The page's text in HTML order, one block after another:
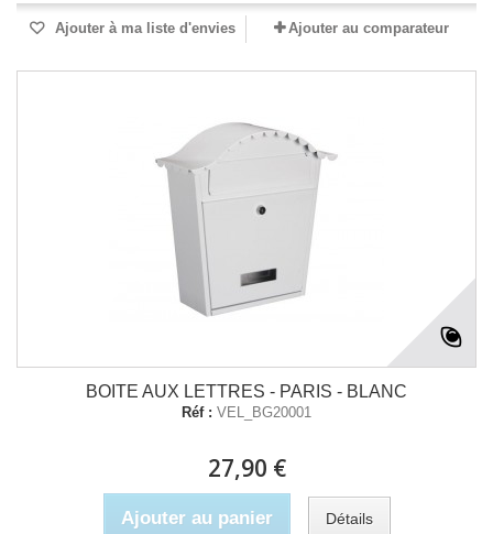
Ajouter à ma liste d'envies Ajouter au comparateur
BOITE AUX LETTRES - PARIS - BLANC
Réf : VEL_BG20001
27,90 €
Ajouter au panier Détails